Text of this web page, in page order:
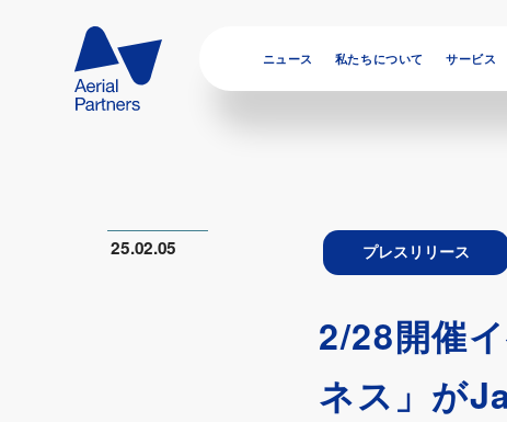
ニュース 私たちについて サービス
25.02.05 プレスリリース
2/28開催
ネス」が